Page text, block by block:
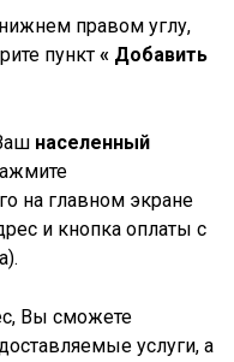
правом углу,
пункт « Добавить
населенный
на главном экране
и кнопка оплаты с
Вы сможете
услуги, а